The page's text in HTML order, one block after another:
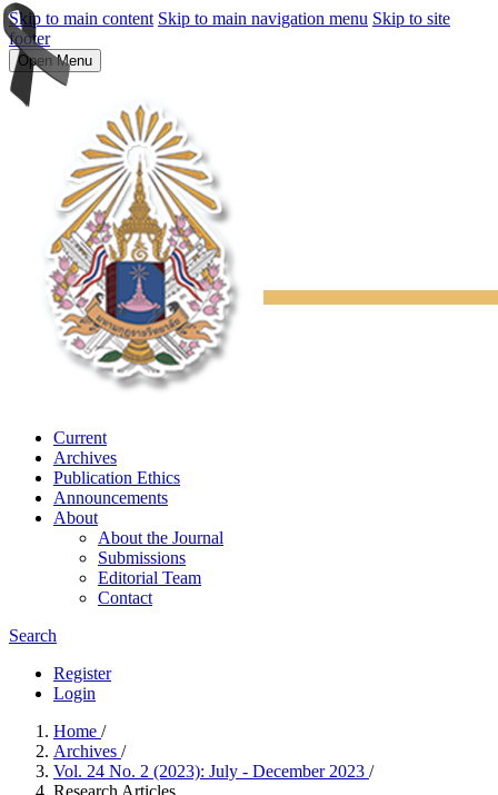
Skip to main content Skip to main navigation menu Skip to site
footer
Open Menu
Current
Archives
Publication Ethics
Announcements
About
About the Journal
Submissions
Editorial Team
Contact
Search
Register
Login
Home /
Archives /
Vol. 24 No. 2 (2023): July - December 2023 /
Research Articles